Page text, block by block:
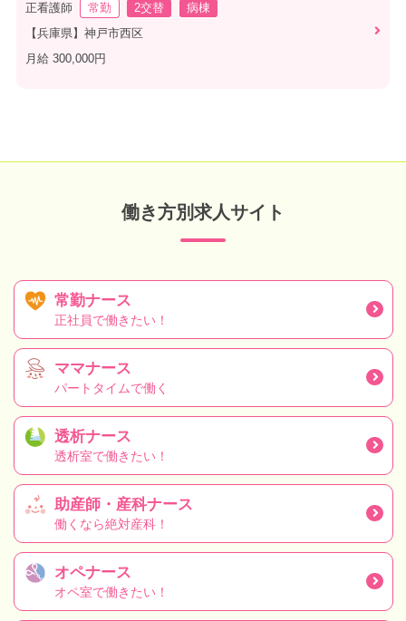
正看護師 常勤 2交替
病棟
【兵庫県】神戸市西区
月給 300,000円
働き方別求人サイト
常勤ナース
正社員で働きたい！
ママナース
パートタイムで働く
透析ナース
透析室で働きたい！
助産師・産科ナース
働くなら絶対産科！
オペナース
オペ室で働きたい！